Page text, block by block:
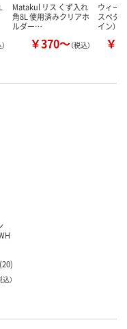
Matakul リス くず入れ
角8L 使用済みクリアホ
ルダー…
￥370～（税込）
ウィー
スペダ
イン）
￥
(20)
込）